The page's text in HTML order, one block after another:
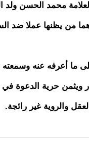
محمد الحسن ولد
من يظنها عملا ضد
ما أعرفه عنه
ويثمن حرية الدعوة
والروية غير رائجة.